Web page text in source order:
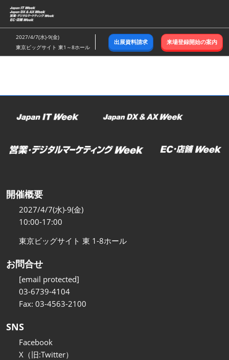
ス
キ
ッ
し
む
2027/4/7(水)-9(金)
東京ビッグサイト 東1～8ホール
出展資料請求 来場登録開始の案内
開催概要
2027/4/7(水)-9(金)
10:00-17:00
東京ビッグサイト 東 1-8ホール
お問合せ
[email protected]
03-6739-4104
Fax: 03-4563-2100
SNS
Facebook
X（旧:Twitter）